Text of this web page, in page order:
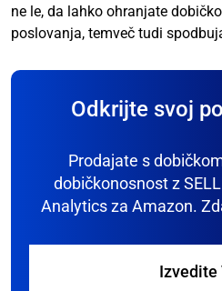
ne le, da lahko ohranjate
poslovanja, temveč tudi
Odkrijte svoj
Prodajate s
dobičkonosnost z
Analytics za Amazon.
Izvedite